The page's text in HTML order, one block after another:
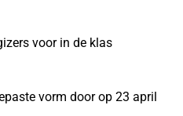
voor in de klas
vorm door op 23 april